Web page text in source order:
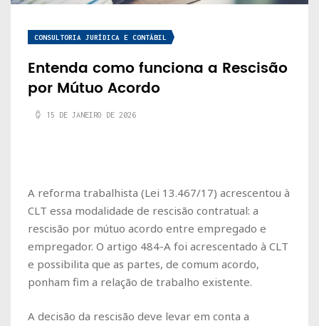
CONSULTORIA JURÍDICA E CONTÁBIL
Entenda como funciona a Rescisão
por Mútuo Acordo
15 DE JANEIRO DE 2026
A reforma trabalhista (Lei 13.467/17) acrescentou à
CLT essa modalidade de rescisão contratual: a
rescisão por mútuo acordo entre empregado e
empregador. O artigo 484-A foi acrescentado à CLT
e possibilita que as partes, de comum acordo,
ponham fim a relação de trabalho existente.
A decisão da rescisão deve levar em conta a